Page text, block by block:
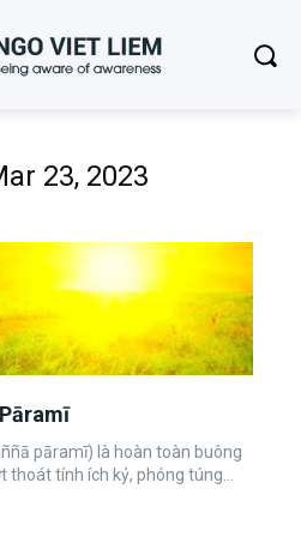
23, 2023
pāramī) là hoàn toàn buông
Khi đã vượt thoát tính ích kỷ, phóng túng...